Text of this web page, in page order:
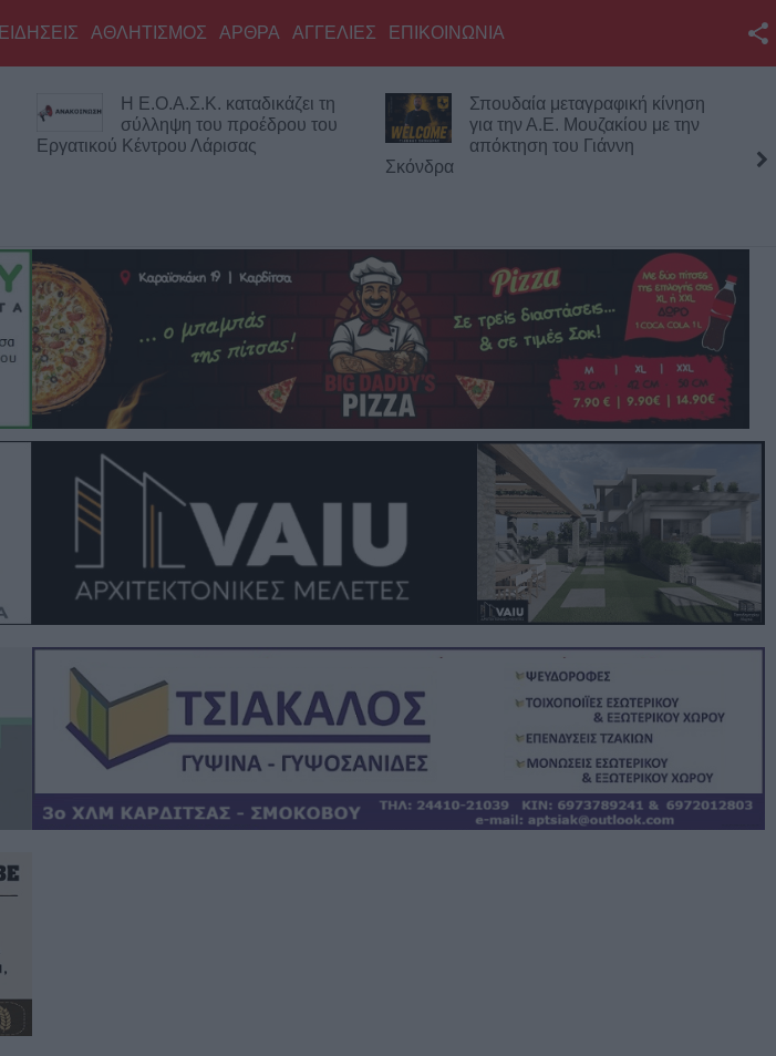
Twitter
YouTube
RSS
Επικοινωνία με το
KarditsaLive.Net
ΕΙΔΗΣΕΙΣ ΑΘΛΗΤΙΣΜΟΣ ΑΡΘΡΑ ΑΓΓΕΛΙΕΣ ΕΠΙΚΟΙΝΩΝΙΑ
Η Ε.Ο.Α.Σ.Κ. καταδικάζει τη
σύλληψη του προέδρου του
Εργατικού Κέντρου Λάρισας
Σπουδαία μεταγραφική κίνηση
για την Α.Ε. Μουζακίου με την
απόκτηση του Γιάννη
Σκόνδρα